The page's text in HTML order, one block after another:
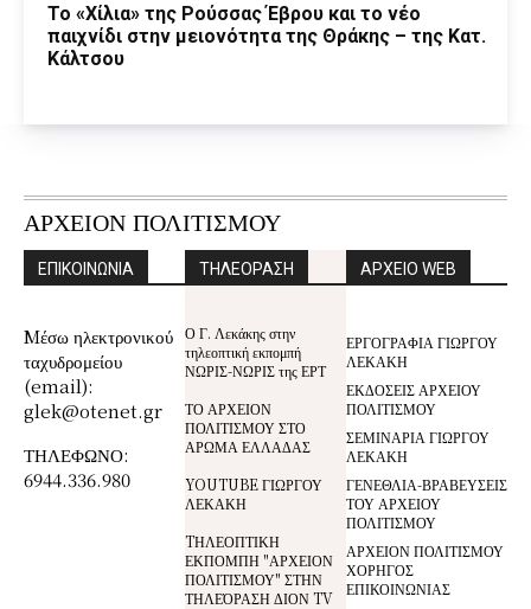
Το «Χίλια» της Ρούσσας Έβρου και το νέο
παιχνίδι στην μειονότητα της Θράκης – της Κατ.
Κάλτσου
ΑΡΧΕΙΟΝ ΠΟΛΙΤΙΣΜΟΥ
ΕΠΙΚΟΙΝΩΝΙΑ
Mέσω ηλεκτρονικού
ταχυδρομείου
(email):
glek@otenet.gr
ΤΗΛΕΦΩΝΟ:
6944.336.980
ΤΗΛΕΟΡΑΣΗ
Ο Γ. Λεκάκης στην
τηλεοπτική εκπομπή
ΝΩΡΙΣ-ΝΩΡΙΣ της ΕΡΤ
ΤΟ ΑΡΧΕΙΟΝ
ΠΟΛΙΤΙΣΜΟΥ ΣΤΟ
ΑΡΩΜΑ ΕΛΛΑΔΑΣ
YOUTUBE ΓΙΩΡΓΟΥ
ΛΕΚΑΚΗ
TΗΛΕΟΠΤΙΚΗ
ΕΚΠΟΜΠΗ "ΑΡΧΕΙΟΝ
ΠΟΛΙΤΙΣΜΟΥ" ΣΤΗΝ
ΤΗΛΕΌΡΑΣΗ ΔΙΟΝ TV
ΑΡΧΕΙΟ WEB
ΕΡΓΟΓΡΑΦΙΑ ΓΙΩΡΓΟΥ
ΛΕΚΑΚΗ
ΕΚΔΟΣΕΙΣ ΑΡΧΕΙΟΥ
ΠΟΛΙΤΙΣΜΟΥ
ΣΕΜΙΝΑΡΙΑ ΓΙΩΡΓΟΥ
ΛΕΚΑΚΗ
ΓΕΝΕΘΛΙΑ-ΒΡΑΒΕΥΣΕΙΣ
ΤΟΥ ΑΡΧΕΙΟΥ
ΠΟΛΙΤΙΣΜΟΥ
ΑΡΧΕΙΟΝ ΠΟΛΙΤΙΣΜΟΥ
ΧΟΡΗΓΟΣ
ΕΠΙΚΟΙΝΩΝΙΑΣ